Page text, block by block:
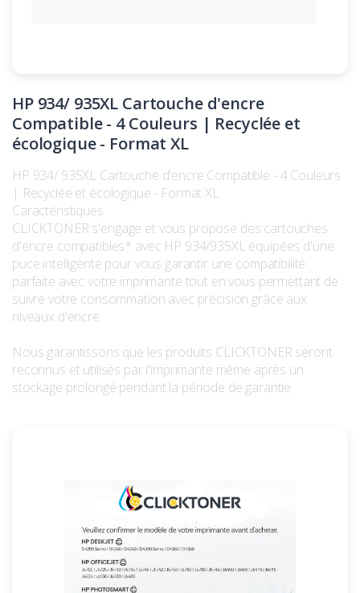
HP 934/ 935XL Cartouche d'encre
Compatible - 4 Couleurs | Recyclée et
écologique - Format XL
HP 934/ 935XL Cartouche d'encre Compatible - 4 Couleurs
| Recyclée et écologique - Format XL
Caractéristiques
CLICKTONER s'engage et vous propose des cartouches
d'encre compatibles* avec HP 934/935XL équipées d'une
puce intelligente pour vous garantir une compatibilité
parfaite avec votre imprimante tout en vous permettant de
suivre votre consommation avec précision grâce aux
niveaux d'encre.
Nous garantissons que les produits CLICKTONER seront
reconnus et utilisés par l'imprimante même après un
stockage prolongé pendant la période de garantie